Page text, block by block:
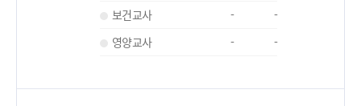
보건교사
-
-
영양교사
- -